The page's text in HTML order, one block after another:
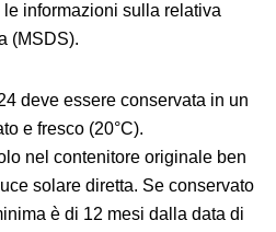
informazioni sulla relativa
(MSDS).
deve essere conservata in un
e fresco (20°C).
nel contenitore originale ben
solare diretta. Se conservato
è di 12 mesi dalla data di